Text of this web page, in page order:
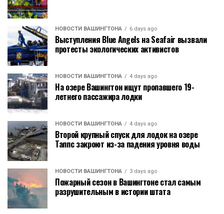
НОВОСТИ ВАШИНГТОНА 6 days ago
Выступления Blue Angels на Seafair вызвали
протесты экологических активистов
НОВОСТИ ВАШИНГТОНА 4 days ago
На озере Вашингтон ищут пропавшего 19-
летнего пассажира лодки
НОВОСТИ ВАШИНГТОНА 4 days ago
Второй крупный спуск для лодок на озере
Таппс закроют из-за падения уровня воды
НОВОСТИ ВАШИНГТОНА 3 days ago
Пожарный сезон в Вашингтоне стал самым
разрушительным в истории штата